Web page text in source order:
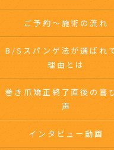
ご予約～施術の流れ
B/Sスパンゲ法が選ばれ
理由とは
巻き爪矯正終了直後の喜
声
インタビュー動画